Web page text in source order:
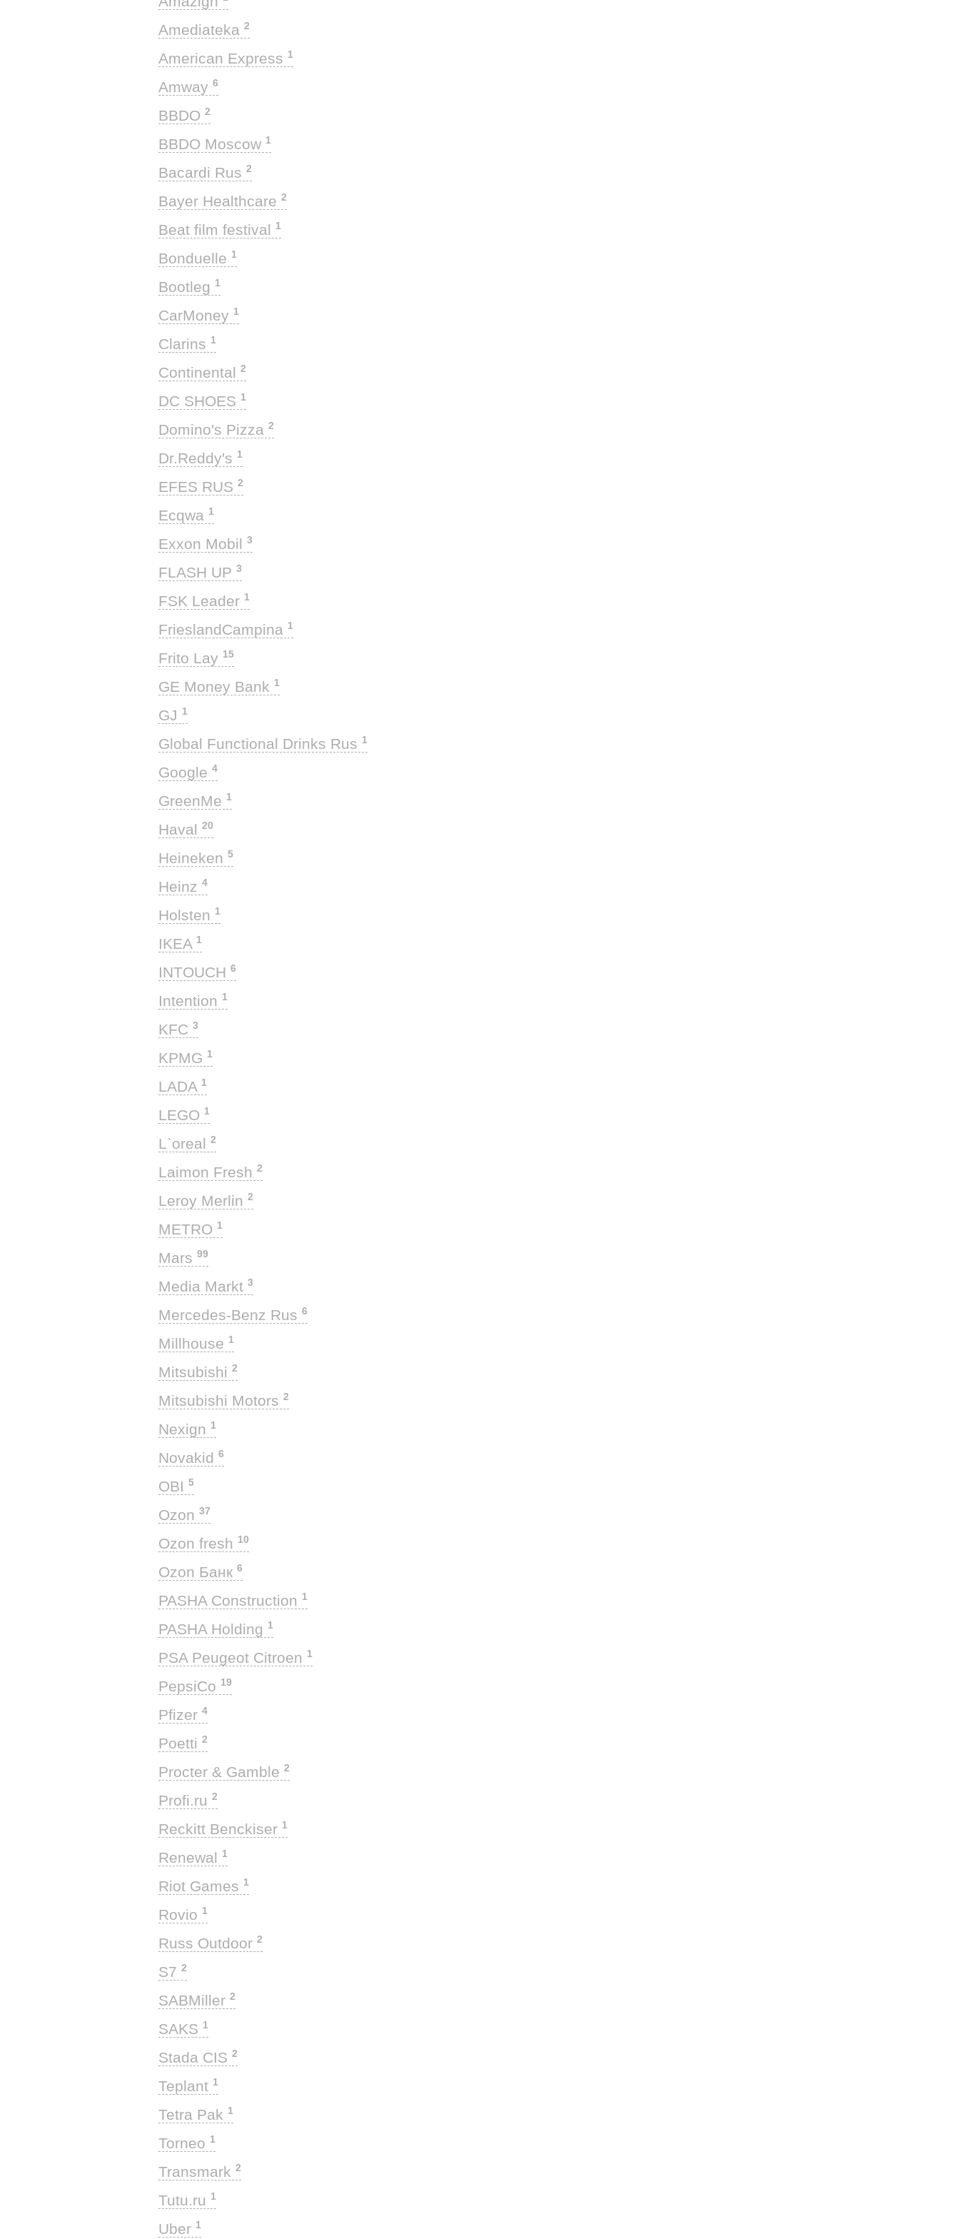
Amediateka 2
American Express 1
Amway 6
BBDO 2
BBDO Moscow 1
Bacardi Rus 2
Bayer Healthcare 2
Beat film festival 1
Bonduelle 1
Bootleg 1
CarMoney 1
Clarins 1
Continental 2
DC SHOES 1
Domino's Pizza 2
Dr.Reddy's 1
EFES RUS 2
Ecqwa 1
Exxon Mobil 3
FLASH UP 3
FSK Leader 1
FrieslandCampina 1
Frito Lay 15
GE Money Bank 1
GJ 1
Global Functional Drinks Rus 1
Google 4
GreenMe 1
Haval 20
Heineken 5
Heinz 4
Holsten 1
IKEA 1
INTOUCH 6
Intention 1
KFC 3
KPMG 1
LADA 1
LEGO 1
L`oreal 2
Laimon Fresh 2
Leroy Merlin 2
METRO 1
Mars 99
Media Markt 3
Mercedes-Benz Rus 6
Millhouse 1
Mitsubishi 2
Mitsubishi Motors 2
Nexign 1
Novakid 6
OBI 5
Ozon 37
Ozon fresh 10
Ozon Банк 6
PASHA Construction 1
PASHA Holding 1
PSA Peugeot Citroen 1
PepsiCo 19
Pfizer 4
Poetti 2
Procter & Gamble 2
Profi.ru 2
Reckitt Benckiser 1
Renewal 1
Riot Games 1
Rovio 1
Russ Outdoor 2
S7 2
SABMiller 2
SAKS 1
Stada CIS 2
Teplant 1
Tetra Pak 1
Torneo 1
Transmark 2
Tutu.ru 1
Uber 1